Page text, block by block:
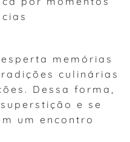
memórias
culinárias
Dessa forma,
e se
um encontro